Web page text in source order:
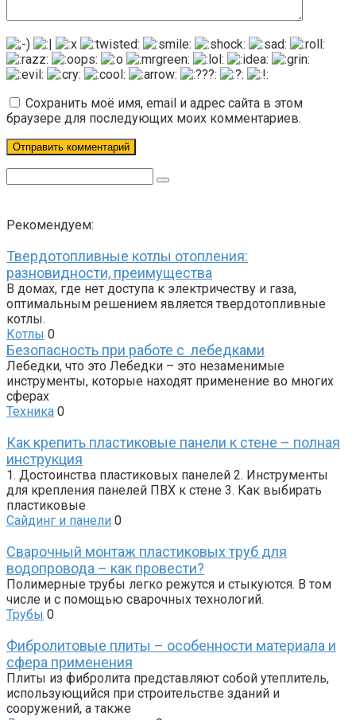
Сохранить моё имя, email и адрес сайта в этом
браузере для последующих моих комментариев.
Рекомендуем:
Твердотопливные котлы отопления:
разновидности, преимущества
В домах, где нет доступа к электричеству и газа,
оптимальным решением является твердотопливные
котлы.
Котлы 0
Безопасность при работе с лебедками
Лебедки, что это Лебедки – это незаменимые
инструменты, которые находят применение во многих
сферах
Техника 0
Как крепить пластиковые панели к стене – полная
инструкция
1. Достоинства пластиковых панелей 2. Инструменты
для крепления панелей ПВХ к стене 3. Как выбирать
пластиковые
Сайдинг и панели 0
Сварочный монтаж пластиковых труб для
водопровода – как провести?
Полимерные трубы легко режутся и стыкуются. В том
числе и с помощью сварочных технологий.
Трубы 0
Фибролитовые плиты – особенности материала и
сфера применения
Плиты из фибролита представляют собой утеплитель,
использующийся при строительстве зданий и
сооружений, а также